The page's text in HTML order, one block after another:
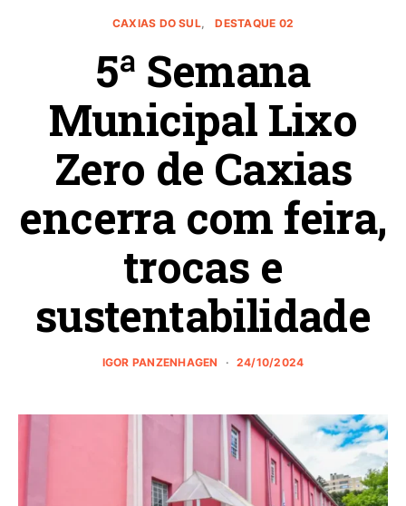
CAXIAS DO SUL DESTAQUE 02
5ª Semana
Municipal Lixo
Zero de Caxias
encerra com feira,
trocas e
sustentabilidade
IGOR PANZENHAGEN 24/10/2024